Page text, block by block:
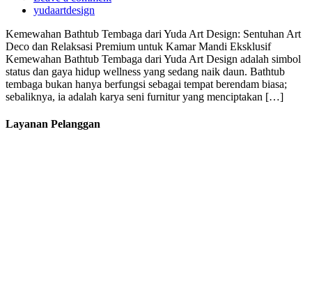
yudaartdesign
Kemewahan Bathtub Tembaga dari Yuda Art Design: Sentuhan Art
Deco dan Relaksasi Premium untuk Kamar Mandi Eksklusif
Kemewahan Bathtub Tembaga dari Yuda Art Design adalah simbol
status dan gaya hidup wellness yang sedang naik daun. Bathtub
tembaga bukan hanya berfungsi sebagai tempat berendam biasa;
sebaliknya, ia adalah karya seni furnitur yang menciptakan […]
Layanan Pelanggan